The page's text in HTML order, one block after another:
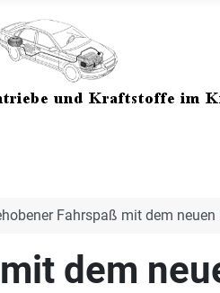
Fahrspaß mit dem neuen
dem